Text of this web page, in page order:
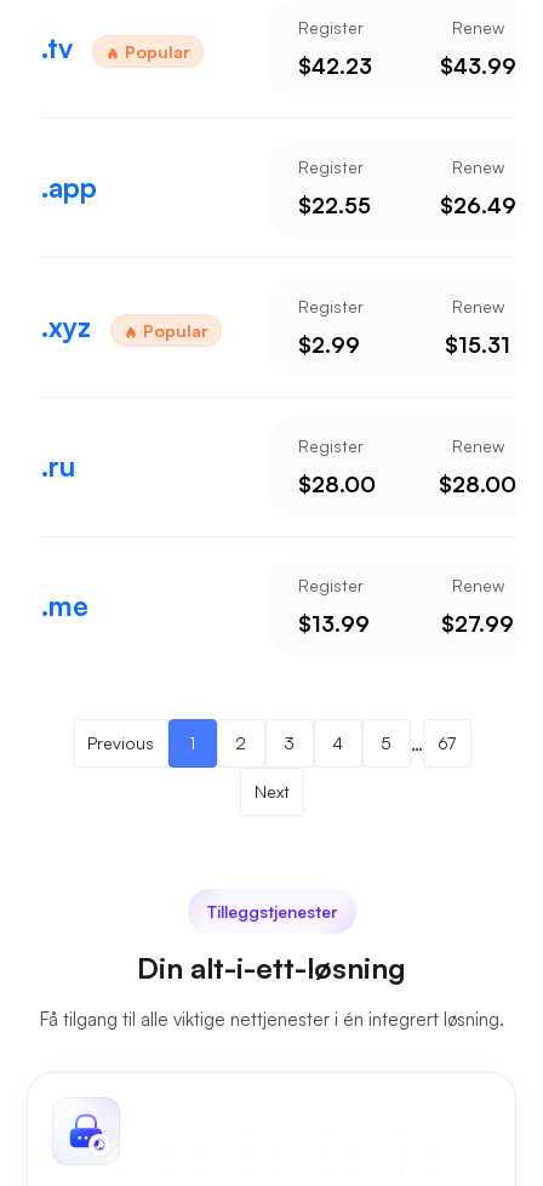
.tv Popular
Register
$42.23
Renew
$43.99
.app
Register
$22.55
Renew
$26.49
.xyz Popular
Register
$2.99
Renew
$15.31
.ru
Register
$28.00
Renew
$28.00
.me
Register
$13.99
Renew
$27.99
Previous 1 2 3 4 5 … 67
Next
Tilleggstjenester
Din alt-i-ett-løsning
Få tilgang til alle viktige nettjenester i én integrert løsning.